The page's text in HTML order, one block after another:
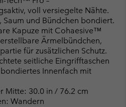
voll versiegelte Nähte.
Saum und Bündchen bondiert.
Kapuze mit Cohaesive™
Ärmelbündchen,
für zusätzlichen Schutz.
seitliche Eingrifftaschen
Innenfach mit
Mitte: 30.0 in / 76.2 cm
Wandern